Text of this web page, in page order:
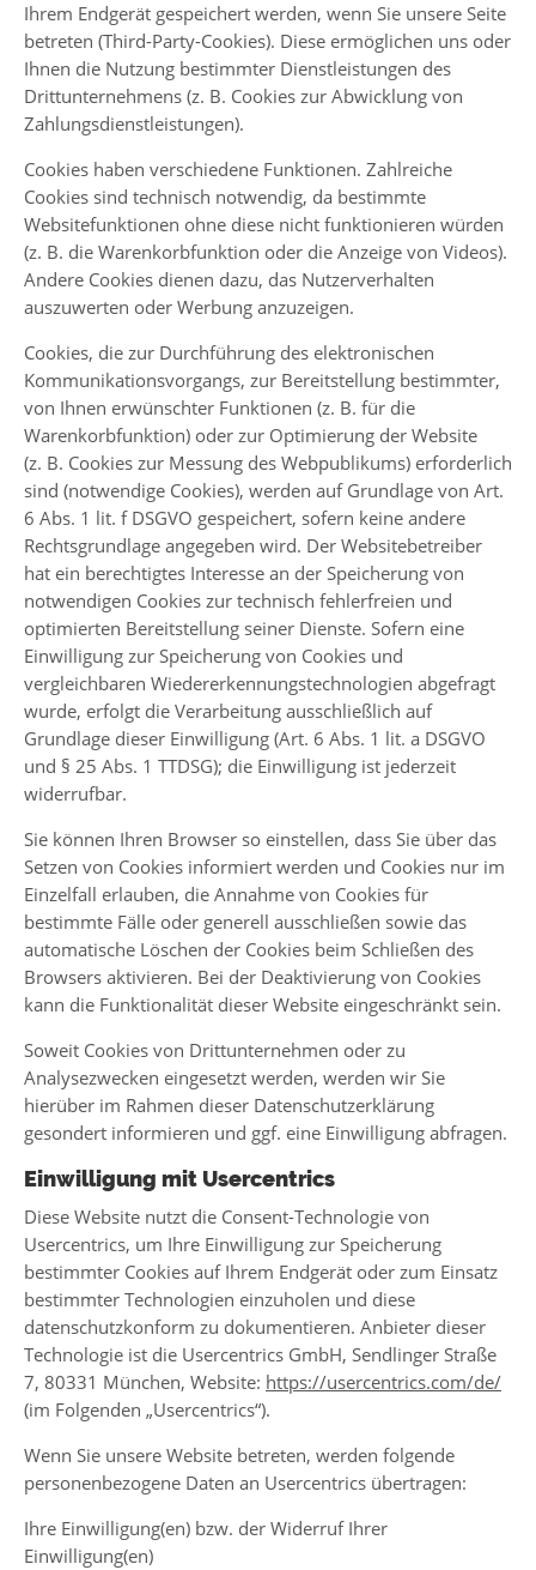
Ihrem Endgerät gespeichert werden, wenn Sie unsere Seite
betreten (Third-Party-Cookies). Diese ermöglichen uns oder
Ihnen die Nutzung bestimmter Dienstleistungen des
Drittunternehmens (z. B. Cookies zur Abwicklung von
Zahlungsdienstleistungen).
Cookies haben verschiedene Funktionen. Zahlreiche
Cookies sind technisch notwendig, da bestimmte
Websitefunktionen ohne diese nicht funktionieren würden
(z. B. die Warenkorbfunktion oder die Anzeige von Videos).
Andere Cookies dienen dazu, das Nutzerverhalten
auszuwerten oder Werbung anzuzeigen.
Cookies, die zur Durchführung des elektronischen
Kommunikationsvorgangs, zur Bereitstellung bestimmter,
von Ihnen erwünschter Funktionen (z. B. für die
Warenkorbfunktion) oder zur Optimierung der Website
(z. B. Cookies zur Messung des Webpublikums) erforderlich
sind (notwendige Cookies), werden auf Grundlage von Art.
6 Abs. 1 lit. f DSGVO gespeichert, sofern keine andere
Rechtsgrundlage angegeben wird. Der Websitebetreiber
hat ein berechtigtes Interesse an der Speicherung von
notwendigen Cookies zur technisch fehlerfreien und
optimierten Bereitstellung seiner Dienste. Sofern eine
Einwilligung zur Speicherung von Cookies und
vergleichbaren Wiedererkennungstechnologien abgefragt
wurde, erfolgt die Verarbeitung ausschließlich auf
Grundlage dieser Einwilligung (Art. 6 Abs. 1 lit. a DSGVO
und § 25 Abs. 1 TTDSG); die Einwilligung ist jederzeit
widerrufbar.
Sie können Ihren Browser so einstellen, dass Sie über das
Setzen von Cookies informiert werden und Cookies nur im
Einzelfall erlauben, die Annahme von Cookies für
bestimmte Fälle oder generell ausschließen sowie das
automatische Löschen der Cookies beim Schließen des
Browsers aktivieren. Bei der Deaktivierung von Cookies
kann die Funktionalität dieser Website eingeschränkt sein.
Soweit Cookies von Drittunternehmen oder zu
Analysezwecken eingesetzt werden, werden wir Sie
hierüber im Rahmen dieser Datenschutzerklärung
gesondert informieren und ggf. eine Einwilligung abfragen.
Einwilligung mit Usercentrics
Diese Website nutzt die Consent-Technologie von
Usercentrics, um Ihre Einwilligung zur Speicherung
bestimmter Cookies auf Ihrem Endgerät oder zum Einsatz
bestimmter Technologien einzuholen und diese
datenschutzkonform zu dokumentieren. Anbieter dieser
Technologie ist die Usercentrics GmbH, Sendlinger Straße
7, 80331 München, Website: https://usercentrics.com/de/
(im Folgenden „Usercentrics“).
Wenn Sie unsere Website betreten, werden folgende
personenbezogene Daten an Usercentrics übertragen:
Ihre Einwilligung(en) bzw. der Widerruf Ihrer
Einwilligung(en)